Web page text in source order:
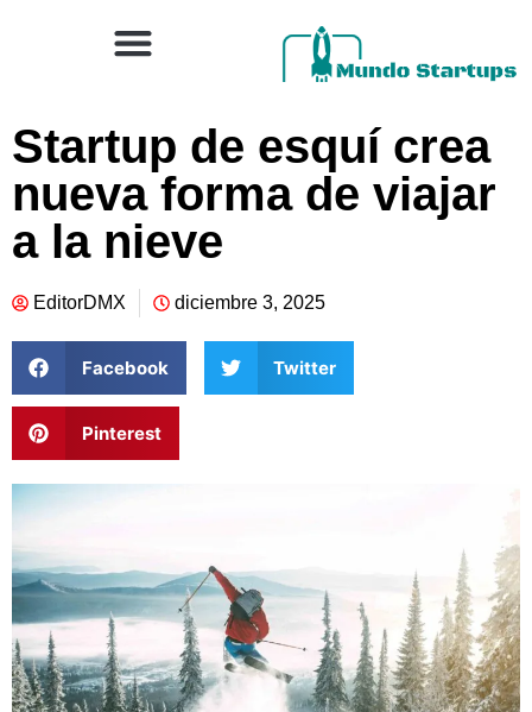
Startup de esquí crea
nueva forma de viajar
a la nieve
EditorDMX diciembre 3, 2025
Facebook Twitter
Pinterest